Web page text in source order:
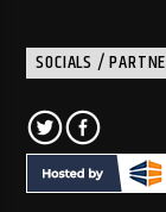
SOCIALS /